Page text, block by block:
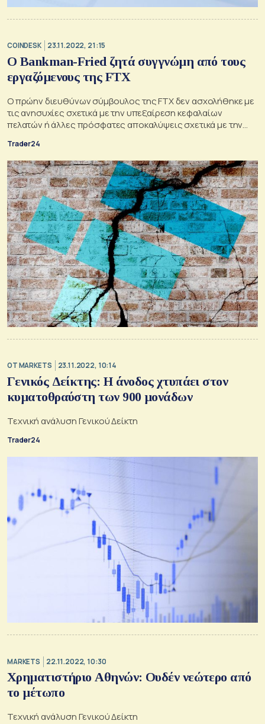
COINDESK 23.11.2022, 21:15
Ο Bankman-Fried ζητά συγγνώμη από τους
εργαζόμενους της FTX
Ο πρώην διευθύνων σύμβουλος της FTX δεν ασχολήθηκε με
τις ανησυχίες σχετικά με την υπεξαίρεση κεφαλαίων
πελατών ή άλλες πρόσφατες αποκαλύψεις σχετικά με την
Trader24
OT MARKETS 23.11.2022, 10:14
Γενικός Δείκτης: Η άνοδος χτυπάει στον
κυματοθραύστη των 900 μονάδων
Τεχνική ανάλυση Γενικού Δείκτη
Trader24
MARKETS 22.11.2022, 10:30
Χρηματιστήριο Αθηνών: Ουδέν νεώτερο από
το μέτωπο
Τεχνική ανάλυση Γενικού Δείκτη